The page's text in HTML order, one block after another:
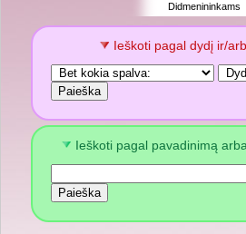
Didmenininkams
Ieškoti pagal dydį ir/
Ieškoti pagal pavadinimą